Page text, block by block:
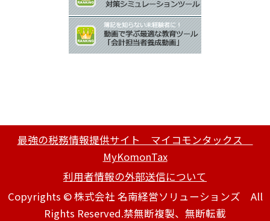
最強の税務情報提供サイト マイコモンタックス
MyKomonTax
利用者情報の外部送信について
Copyrights © 株式会社 名南経営ソリューションズ All
Rights Reserved.禁無断複製、無断転載